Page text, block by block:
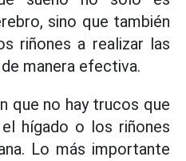
sino que también
riñones a realizar las
manera efectiva.
que no hay trucos que
hígado o los riñones
Lo más importante